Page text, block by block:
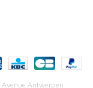
Antwerpen